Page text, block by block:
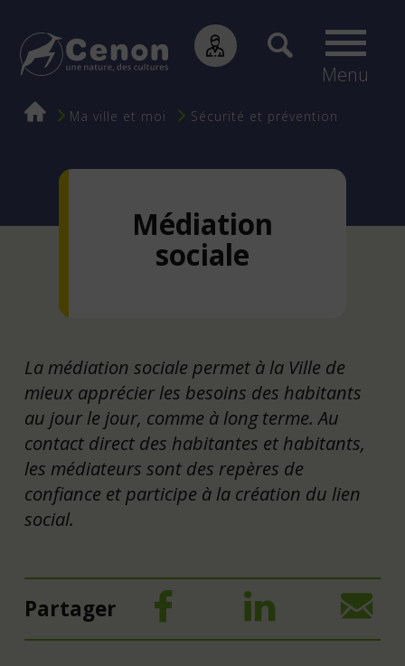
Menu
Fil
Ma ville et moi Sécurité et prévention
Médiation
sociale
La médiation sociale permet à la Ville de
mieux apprécier les besoins des habitants
au jour le jour, comme à long terme. Au
contact direct des habitantes et habitants,
les médiateurs sont des repères de
confiance et participe à la création du lien
social.
Partager